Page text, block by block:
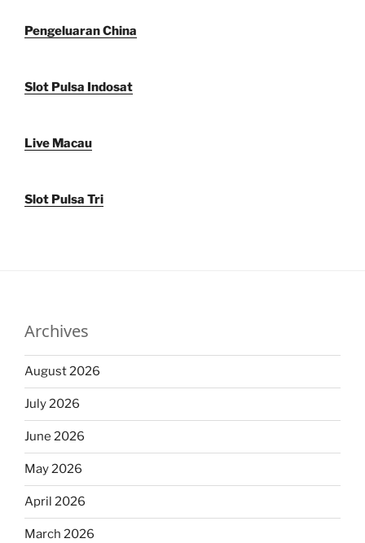
Pengeluaran China
Slot Pulsa Indosat
Live Macau
Slot Pulsa Tri
Archives
August 2026
July 2026
June 2026
May 2026
April 2026
March 2026